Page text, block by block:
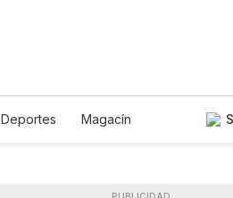
Deportes
Magacín